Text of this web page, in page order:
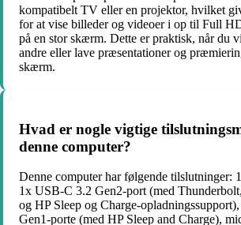
kompatibelt TV eller en projektor, hvilket
for at vise billeder og videoer i op til Full
på en stor skærm. Dette er praktisk, når du
andre eller lave præsentationer og
skærm.
Hvad er nogle vigtige
denne computer?
Denne computer har følgende tilslutninger:
1x USB-C 3.2 Gen2-port (med
og HP Sleep og Charge-
Gen1-porte (med HP Sleep and Charge),